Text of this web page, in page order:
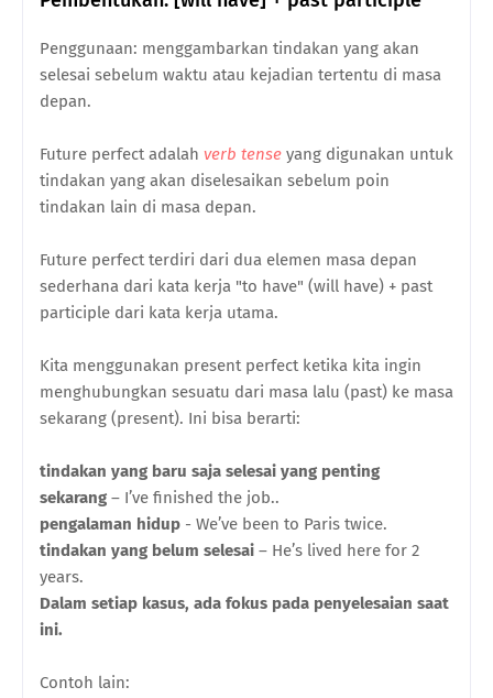
Penggunaan: menggambarkan tindakan yang akan
selesai sebelum waktu atau kejadian tertentu di masa
depan.
Future perfect adalah verb tense yang digunakan untuk
tindakan yang akan diselesaikan sebelum poin
tindakan lain di masa depan.
Future perfect terdiri dari dua elemen masa depan
sederhana dari kata kerja "to have" (will have) + past
participle dari kata kerja utama.
Kita menggunakan present perfect ketika kita ingin
menghubungkan sesuatu dari masa lalu (past) ke masa
sekarang (present). Ini bisa berarti:
tindakan yang baru saja selesai yang penting
sekarang – I’ve finished the job..
pengalaman hidup - We’ve been to Paris twice.
tindakan yang belum selesai – He’s lived here for 2
years.
Dalam setiap kasus, ada fokus pada penyelesaian saat
ini.
Contoh lain: